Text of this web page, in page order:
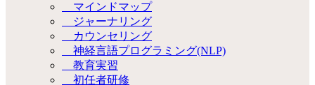
マインドマップ
ジャーナリング
カウンセリング
神経言語プログラミング(NLP)
教育実習
初任者研修